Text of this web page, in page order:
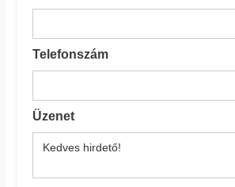
Telefonszám
Üzenet